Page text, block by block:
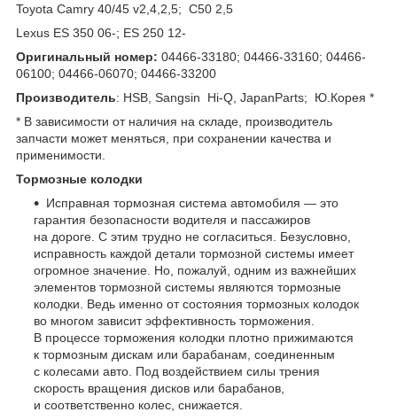
Toyota Camry 40/45 v2,4,2,5; C50 2,5
Lexus ES 350 06-; ES 250 12-
Оригинальный номер: 04466-33180; 04466-33160; 04466-
06100; 04466-06070; 04466-33200
Производитель: HSB, Sangsin Hi-Q, JapanParts; Ю.Корея *
* В зависимости от наличия на складе, производитель
запчасти может меняться, при сохранении качества и
применимости.
Тормозные колодки
Исправная тормозная система автомобиля — это
гарантия безопасности водителя и пассажиров
на дороге. С этим трудно не согласиться. Безусловно,
исправность каждой детали тормозной системы имеет
огромное значение. Но, пожалуй, одним из важнейших
элементов тормозной системы являются тормозные
колодки. Ведь именно от состояния тормозных колодок
во многом зависит эффективность торможения.
В процессе торможения колодки плотно прижимаются
к тормозным дискам или барабанам, соединенным
с колесами авто. Под воздействием силы трения
скорость вращения дисков или барабанов,
и соответственно колес, снижается.